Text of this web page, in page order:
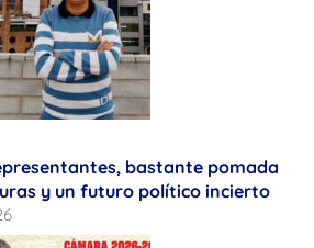
bastante pomada
y un futuro político incierto